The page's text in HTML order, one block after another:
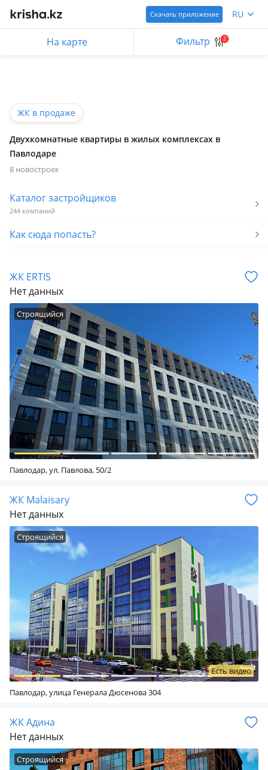
Скачать приложение RU
На карте Фильтр 2
ЖК в продаже
Двухкомнатные квартиры в жилых комплексах в
Павлодаре
8 новостроек
Каталог застройщиков
244 компаний
Как сюда попасть?
ЖК ERTIS
Нет данных
Строящийся
Павлодар, ул. Павлова, 50/2
ЖК Malaisary
Нет данных
Строящийся
Есть видео
Павлодар, улица Генерала Дюсенова 304
ЖК Адина
Нет данных
Строящийся